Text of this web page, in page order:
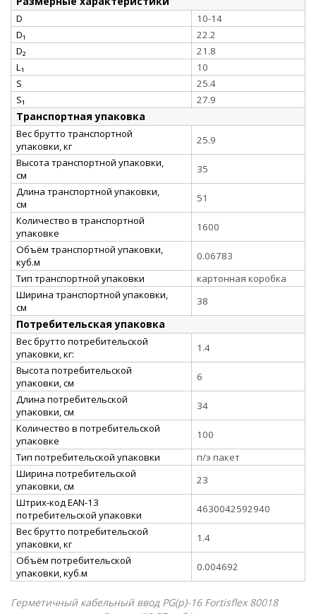
D
10-14
D₁
22.2
D₂
21.8
L₁
10
S
25.4
S₁
27.9
Транспортная упаковка
Вес брутто транспортной
упаковки, кг
25.9
Высота транспортной упаковки,
см
35
Длина транспортной упаковки,
см
51
Количество в транспортной
упаковке
1600
Объём транспортной упаковки,
куб.м
0.06783
Тип транспортной упаковки
картонная коробка
Ширина транспортной упаковки,
см
38
Потребительская упаковка
Вес брутто потребительской
упаковки, кг:
1.4
Высота потребительской
упаковки, см
6
Длина потребительской
упаковки, см
34
Количество в потребительской
упаковке
100
Тип потребительской упаковки
п/э пакет
Ширина потребительской
упаковки, см
23
Штрих-код EAN-13
потребительской упаковки
4630042592940
Вес брутто потребительской
упаковки, кг
1.4
Объём потребительской
упаковки, куб.м
0.004692
Герметичный кабельный ввод PG(p)-16 Fortisflex 80018